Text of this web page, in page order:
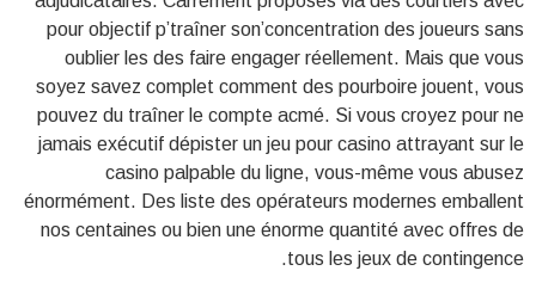
pour objectif p’traîner son’concentration des joueurs sans
oublier les des faire engager réellement. Mais que vous
soyez savez complet comment des pourboire jouent, vous
pouvez du traîner le compte acmé. Si vous croyez pour ne
jamais exécutif dépister un jeu pour casino attrayant sur le
casino palpable du ligne, vous-même vous abusez
énormément. Des liste des opérateurs modernes emballent
nos centaines ou bien une énorme quantité avec offres de
tous les jeux de contingence.